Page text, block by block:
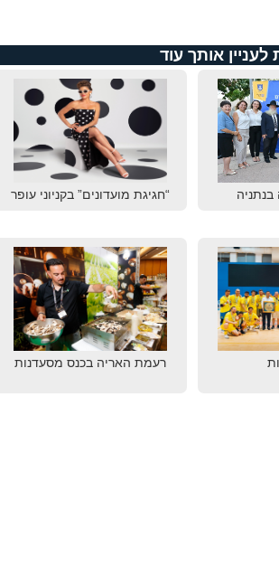
אותך עוד
“חגיגת מועדונים” בקניוני עופר
רעמת האריה בכנס מסעדנות